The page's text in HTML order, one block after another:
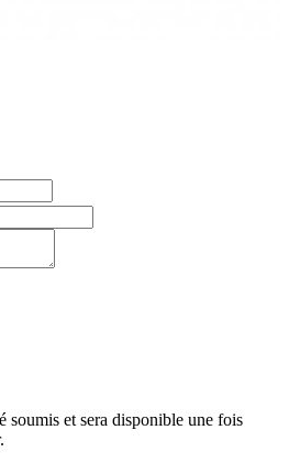
soumis et sera disponible une fois